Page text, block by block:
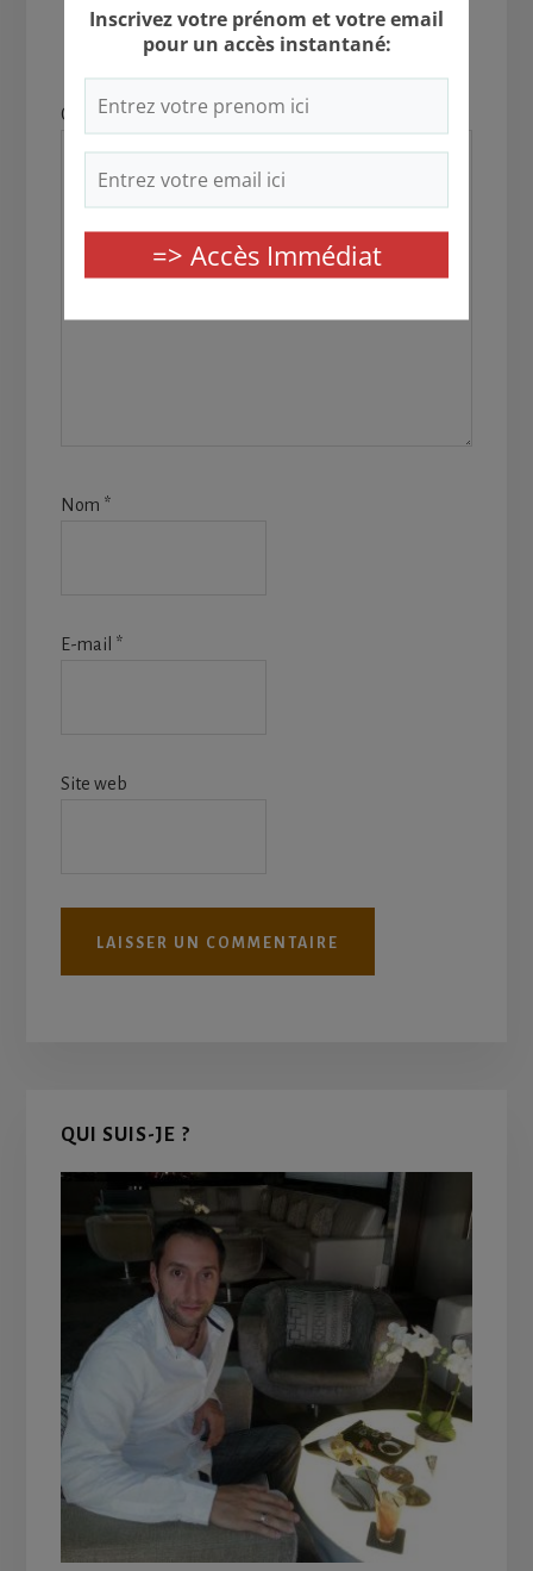
Votre adresse e-mail ne sera pas publiée.Les champs
obligatoires sont indiqués avec*
Commentaire*
Nom *
E-mail *
Site web
Primary
Sidebar
QUI SUIS-JE ?